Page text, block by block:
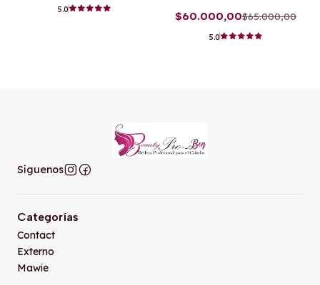
5.0
$60.000,00$65.000,00
5.0
Síguenos
Categorías
Contact
Externo
Mawie